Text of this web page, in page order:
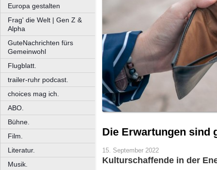
Europa gestalten
Frag' die Welt | Gen Z &
Alpha
GuteNachrichten fürs
Gemeinwohl
Flugblatt.
trailer-ruhr podcast.
choices mag ich.
ABO.
Bühne.
Film.
Literatur.
Musik.
Die Erwartungen sind
15. September 2022
Kulturschaffende in der